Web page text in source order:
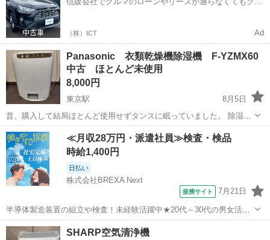
あります。
（株）ICT Ad
Panasonic 衣類乾燥機除湿機 F-YZMX60
中古 ほとんど未使用
8,000円
東京駅
8月5日
昔、購入して結局ほとんど使用せずタンスに眠っていました。 除湿機
能は優れていましたが、もう一台あり 今はエアコンや扇風機で乾かし
ている為どなたか購入頂けたら助かります。 動作は問題なく使用でき
ます。
熊本 熊本市 東京駅 季節、空調家電
≪月収28万円・派遣社員≫検査・検品
時給1,400円
日払い
株式会社BREXA Next
提携サイト 7月21日
半導体製造装置の組立や検査！未経験活躍中★20代～30代の男女活躍
中★ワンルーム寮完備！赴任旅費会社負担！マイカー通勤OK！無料駐
車場あり！正社員登用あり！《熊本県菊池郡大津町》 人気の工場のお
熊本 その他
SHARP空気清浄機